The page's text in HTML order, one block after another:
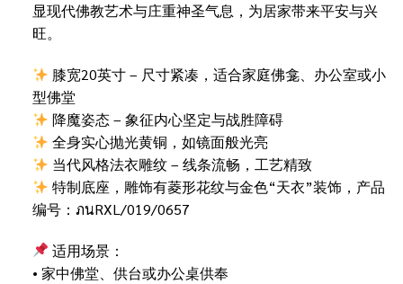
显现代佛教艺术与庄重神圣气息，为居家带来平安与兴
旺。
膝宽20英寸 – 尺寸紧凑，适合家庭佛龛、办公室或小
型佛堂
降魔姿态 – 象征内心坚定与战胜障碍
全身实心抛光黄铜，如镜面般光亮
当代风格法衣雕纹 – 线条流畅，工艺精致
特制底座，雕饰有菱形花纹与金色“天衣”装饰，产品
编号：ภนRXL/019/0657
适用场景：
• 家中佛堂、供台或办公桌供奉